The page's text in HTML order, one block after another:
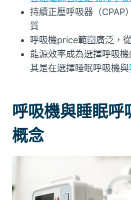
持續正壓呼吸器（CPAP
質
呼吸機price範圍廣泛，
能源效率成為選擇呼吸
其是在選擇睡眠呼吸機與
呼吸機與睡眠呼
概念